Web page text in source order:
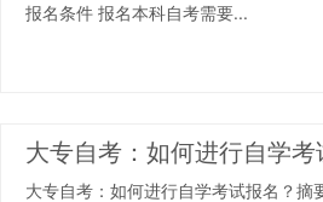
报名条件 报名本科自考需要...
大专自考：如何进行自学考
大专自考：如何进行自学考试报名？摘